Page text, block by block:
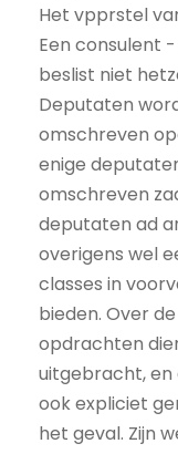
Het vpprstel
Een consulent
beslist niet
Deputaten
omschreven
enige
omschreven
deputaten ad
overigens wel
classes in
bieden. Over
opdrachten
uitgebracht, en
ook expliciet
het geval. Zijn